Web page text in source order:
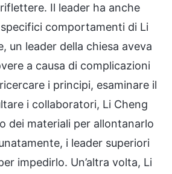
Il leader ha anche
comportamenti di Li
un leader della chiesa aveva
a causa di complicazioni
i principi, esaminare il
i collaboratori, Li Cheng
dei materiali per allontanarlo
i leader superiori
impedirlo. Un’altra volta, Li